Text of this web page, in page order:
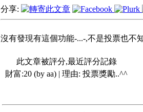
分享:
沒有發現有這個功能-...-,不是投票也不
此文章被評分,最近評分記錄
財富:20 (by aa) | 理由: 投票獎勵..^^